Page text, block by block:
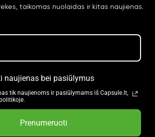
taikomas nuolaidas ir kitas naujienas.
naujienas bei pasiūlymus
tik naujienoms ir pasiūlymams iš Capsule.lt,
Prenumeruoti